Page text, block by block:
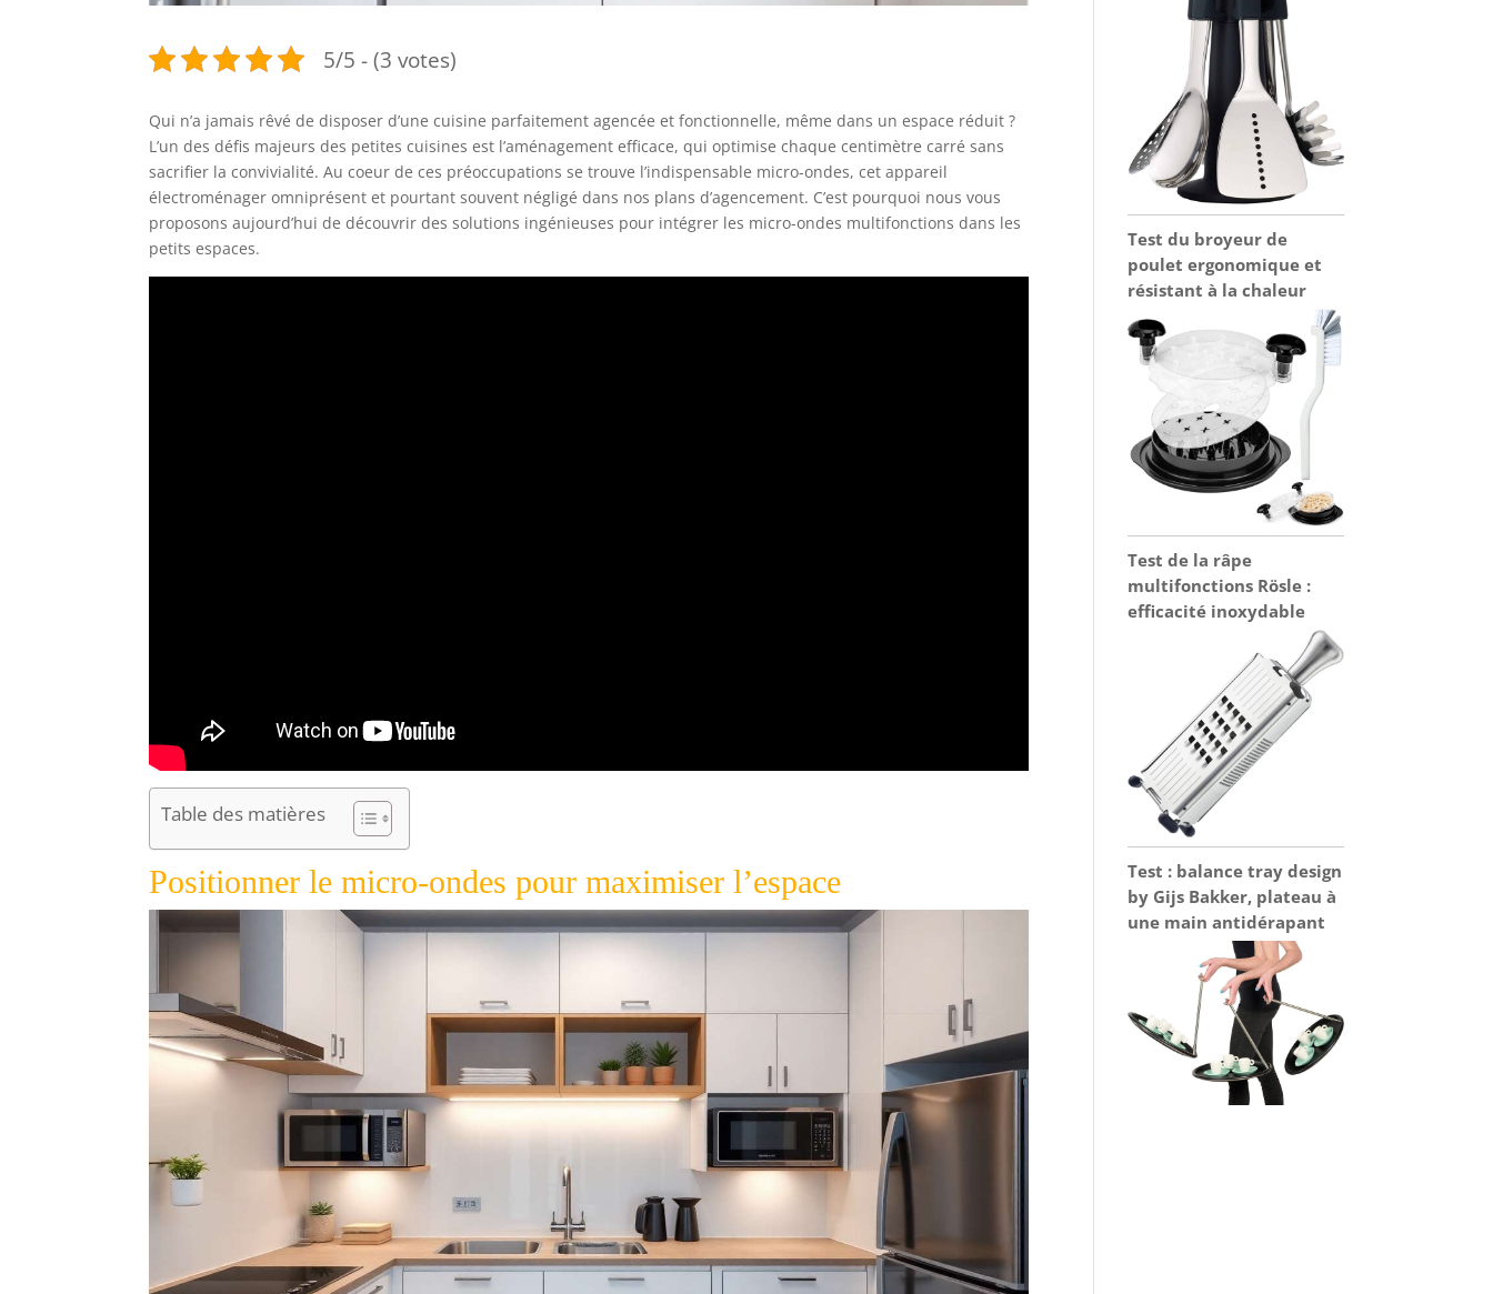
5/5 - (3 votes)
Qui n’a jamais rêvé de disposer d’une cuisine parfaitement agencée et fonctionnelle, même dans un espace réduit ?
L’un des défis majeurs des petites cuisines est l’aménagement efficace, qui optimise chaque centimètre carré sans
sacrifier la convivialité. Au coeur de ces préoccupations se trouve l’indispensable micro-ondes, cet appareil
électroménager omniprésent et pourtant souvent négligé dans nos plans d’agencement. C’est pourquoi nous vous
proposons aujourd’hui de découvrir des solutions ingénieuses pour intégrer les micro-ondes multifonctions dans les
petits espaces.
Table des matières
Positionner le micro-ondes pour maximiser l’espace
Test du broyeur de
poulet ergonomique et
résistant à la chaleur
Test de la râpe
multifonctions Rösle :
efficacité inoxydable
Test : balance tray design
by Gijs Bakker, plateau à
une main antidérapant